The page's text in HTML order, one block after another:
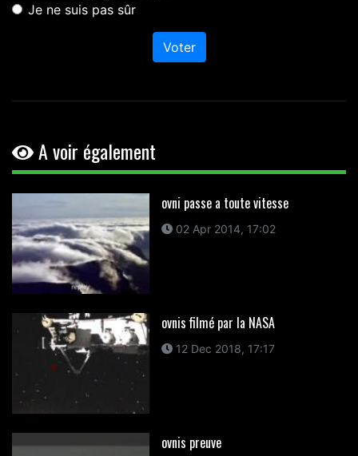
Je ne suis pas sûr
Voter
A voir également
ovni passe a toute vitesse
02 Apr 2014, 17:02
ovnis filmé par la NASA
12 Dec 2018, 17:17
ovnis preuve